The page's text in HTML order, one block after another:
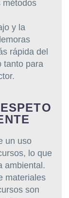
métodos
y la
rápida del
tanto para
un uso
lo que
ambiental.
materiales
son